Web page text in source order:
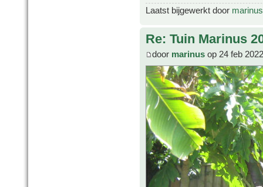
Laatst bijgewerkt door marinus
Re: Tuin Marinus
door marinus op 24 feb